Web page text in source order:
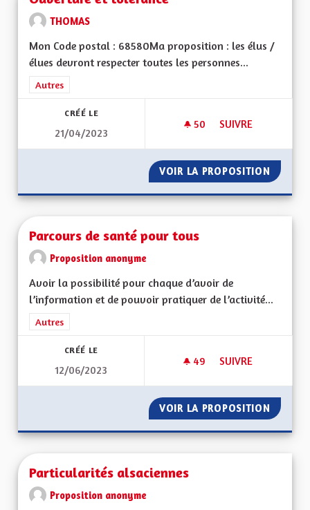
THOMAS
Mon Code postal : 68580Ma proposition : les élus /
élues devront respecter toutes les personnes...
Filtrer les résultats de la catégorie : Autres
Autres
CRÉÉ LE
21/04/2023
50 50 ABONNÉS
SUIVRE
VOIR LA PROPOSITION
Parcours de santé pour tous
Proposition anonyme
Avoir la possibilité pour chaque d’avoir de
l’information et de pouvoir pratiquer de l’activité...
Filtrer les résultats de la catégorie : Autres
Autres
CRÉÉ LE
12/06/2023
49 49 ABONNÉS
SUIVRE
VOIR LA PROPOSITION
Particularités alsaciennes
Proposition anonyme